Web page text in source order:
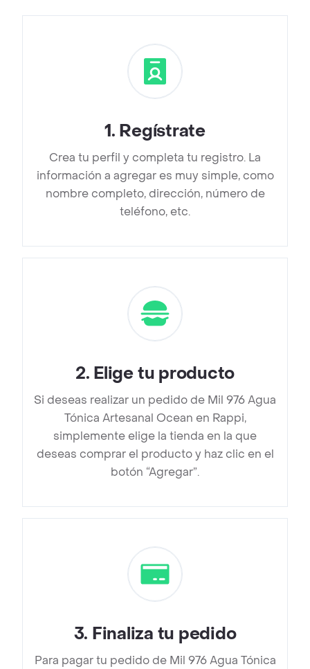
1. Regístrate
Crea tu perfil y completa tu registro. La
información a agregar es muy simple, como
nombre completo, dirección, número de
teléfono, etc.
2. Elige tu producto
Si deseas realizar un pedido de Mil 976 Agua
Tónica Artesanal Ocean en Rappi,
simplemente elige la tienda en la que
deseas comprar el producto y haz clic en el
botón “Agregar”.
3. Finaliza tu pedido
Para pagar tu pedido de Mil 976 Agua Tónica